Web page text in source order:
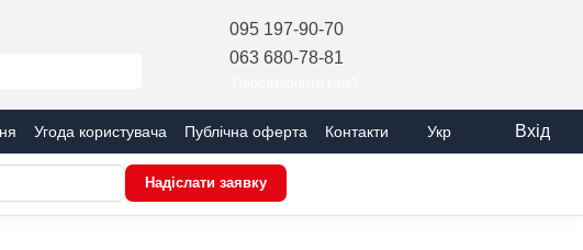
095 197-90-70
063 680-78-81
Угода користувача Публічна оферта
Контакти
Укр Вхід
Надіслати заявку